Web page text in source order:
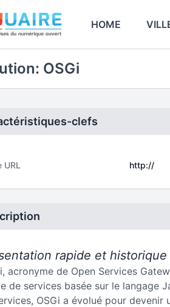
HOME
OSGi
clefs
URL http://
rapide et historique
acronyme de Open Services
de services basée sur le langage
OSGi a évolué pour